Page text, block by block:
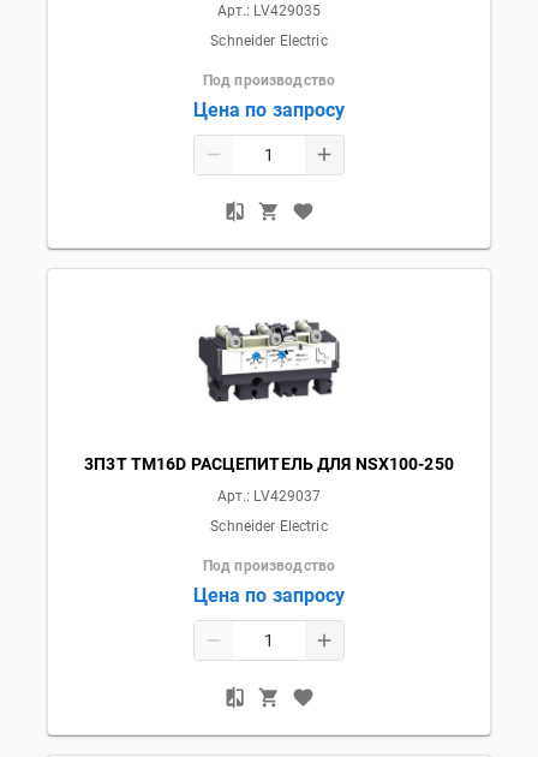
Арт.: LV429035
Schneider Electric
Под производство
Цена по запросу
3П3T TM16D РАСЦЕПИТЕЛЬ ДЛЯ NSX100-250
Арт.: LV429037
Schneider Electric
Под производство
Цена по запросу